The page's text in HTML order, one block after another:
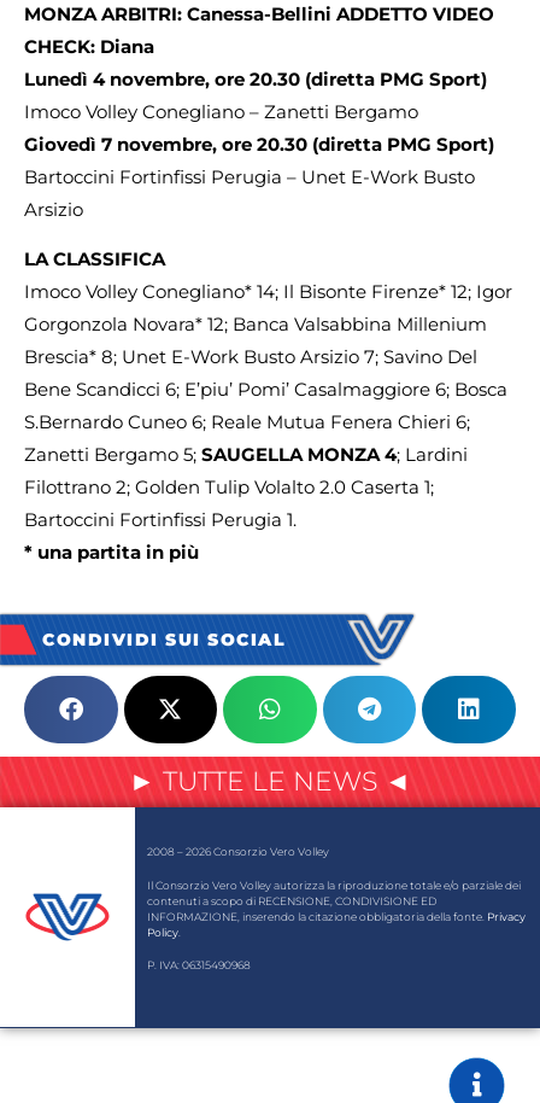
MONZA ARBITRI: Canessa-Bellini ADDETTO VIDEO
CHECK: Diana
Lunedì 4 novembre, ore 20.30 (diretta PMG Sport)
Imoco Volley Conegliano – Zanetti Bergamo
Giovedì 7 novembre, ore 20.30 (diretta PMG Sport)
Bartoccini Fortinfissi Perugia – Unet E-Work Busto
Arsizio
LA CLASSIFICA
Imoco Volley Conegliano* 14; Il Bisonte Firenze* 12; Igor
Gorgonzola Novara* 12; Banca Valsabbina Millenium
Brescia* 8; Unet E-Work Busto Arsizio 7; Savino Del
Bene Scandicci 6; E’piu’ Pomi’ Casalmaggiore 6; Bosca
S.Bernardo Cuneo 6; Reale Mutua Fenera Chieri 6;
Zanetti Bergamo 5; SAUGELLA MONZA 4; Lardini
Filottrano 2; Golden Tulip Volalto 2.0 Caserta 1;
Bartoccini Fortinfissi Perugia 1.
* una partita in più
CONDIVIDI SUI SOCIAL
► TUTTE LE NEWS ◄
2008 – 2026 Consorzio Vero Volley
Il Consorzio Vero Volley autorizza la riproduzione totale e/o parziale dei
contenuti a scopo di RECENSIONE, CONDIVISIONE ED
INFORMAZIONE, inserendo la citazione obbligatoria della fonte. Privacy
Policy
P. IVA: 06315490968